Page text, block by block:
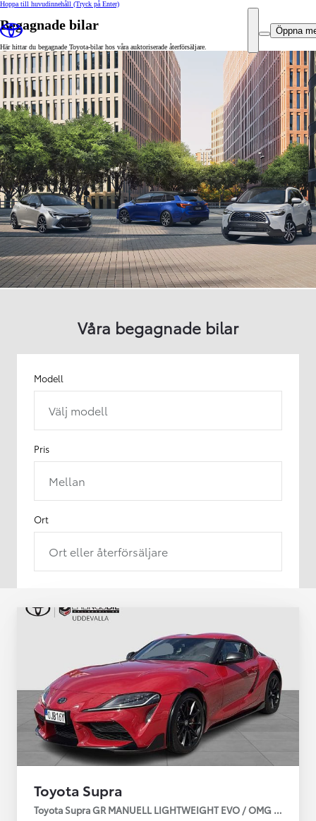
Hoppa till huvudinnehåll (Tryck på Enter)
Öppna
Begagnade bilar
Här hittar du begagnade Toyota-bilar hos våra auktoriserade återförsäljare.
Våra begagnade bilar
Modell
Välj modell
Pris
Mellan
Ort
Ort eller återförsäljare
Toyota Supra
Toyota Supra GR MANUELL LIGHTWEIGHT EVO / OMG LEV!